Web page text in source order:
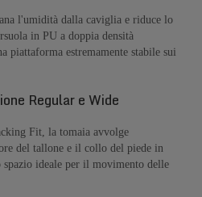
l'umidità dalla caviglia e riduce lo
in PU a doppia densità
piattaforma estremamente stabile sui
Regular e Wide
Fit, la tomaia avvolge
del tallone e il collo del piede in
ideale per il movimento delle